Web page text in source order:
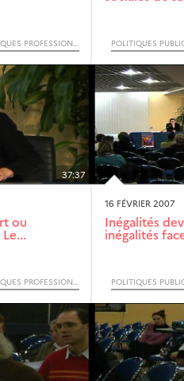
POLITIQUES PUBLIQUES ET PRATIQUES PROFESSIONNELLES FACE AUX INÉGALITÉS SOCIALES DE SANTÉ (COLLOQUE INTERNATIONAL)
37:37
ou
POLITIQUES PUBLIQUES ET PRATIQUES PROFESSIONNELLES FACE AUX INÉGALITÉS SOCIALES DE SANTÉ (COLLOQUE INTERNATIONAL)
16 FÉVRIER 2007
Inégalités
inégalités